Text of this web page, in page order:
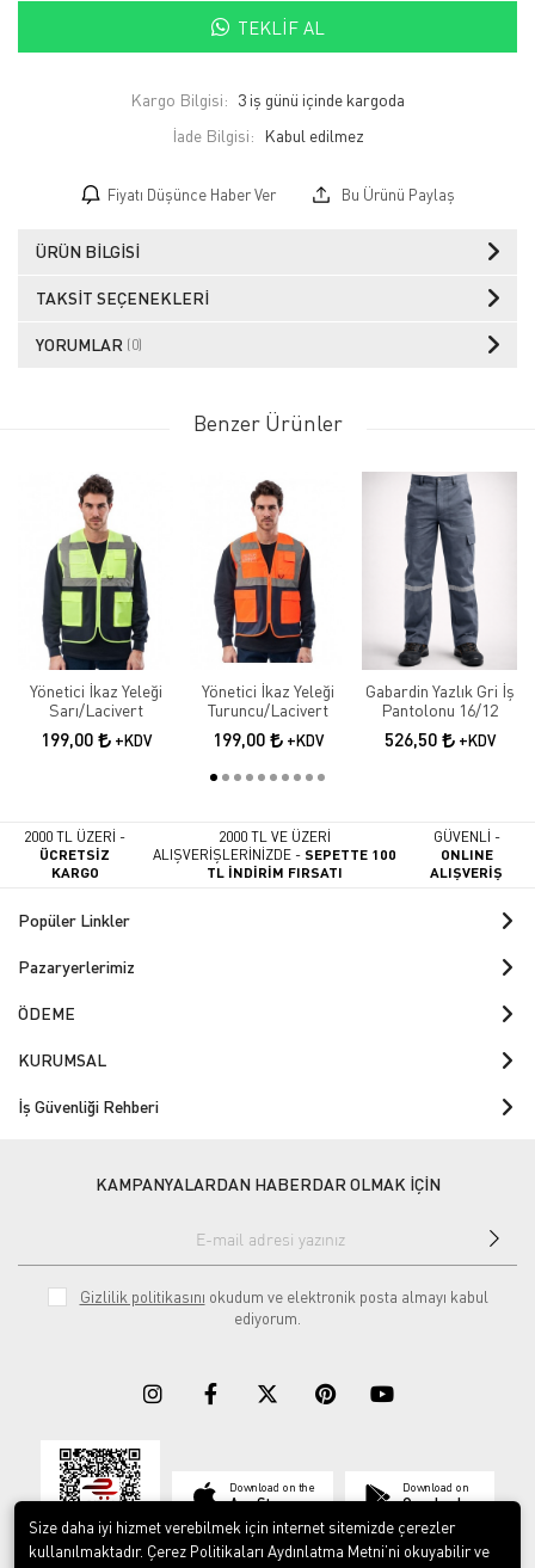
TEKLIF AL
Kargo Bilgisi: 3 iş günü içinde kargoda
İade Bilgisi:
Fiyatı Düşünce Haber Ver Bu Ürünü Paylaş
ÜRÜN BILGISI
TAKSIT SEÇENEKLERI
YORUMLAR (0)
Benzer Ürünler
Yönetici İkaz Yeleği
Sarı/Lacivert
199,00 +KDV
Yönetici İkaz Yeleği
Turuncu/Lacivert
199,00 +KDV
Gabardin Yazlık Gri İş
Pantolonu 16/12
526,50 +KDV
2000 TL ÜZERİ -
ÜCRETSİZ
KARGO
2000 TL VE ÜZERİ
ALIŞVERİŞLERİNİZDE -SEPETTE 100
TL İNDİRİM FIRSATI
GÜVENLİ -
ONLINE
ALIŞVERİŞ
Popüler Linkler
Pazaryerlerimiz
ÖDEME
KURUMSAL
İş Güvenliği Rehberi
KAMPANYALARDAN HABERDAR OLMAK İÇİN
Gizlilik politikasını okudum ve elektronik posta almayı kabul
ediyorum.
Download on the
App Store
Download on
Google play
Size daha iyi hizmet verebilmek için internet sitemizde çerezler
kullanılmaktadır. Çerez Politikaları Aydınlatma Metni’ni okuyabilir ve